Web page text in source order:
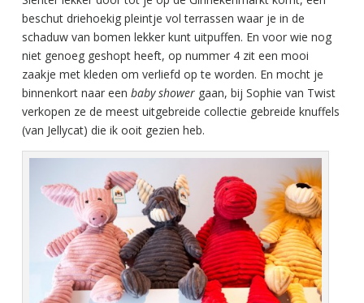
beschut driehoekig pleintje vol terrassen waar je in de
schaduw van bomen lekker kunt uitpuffen. En voor wie nog
niet genoeg geshopt heeft, op nummer 4 zit een mooi
zaakje met kleden om verliefd op te worden. En mocht je
binnenkort naar een baby showergaan, bij Sophie van Twist
verkopen ze de meest uitgebreide collectie gebreide knuffels
(van Jellycat) die ik ooit gezien heb.